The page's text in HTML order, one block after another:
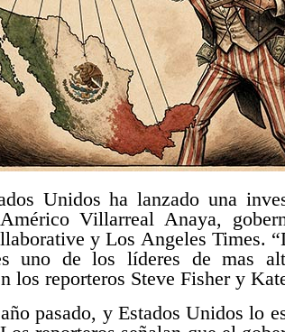
Unidos ha lanzado una
Villarreal Anaya,
y Los Angeles Times.
uno de los líderes de mas
los reporteros Steve Fisher y
pasado, y Estados Unidos lo